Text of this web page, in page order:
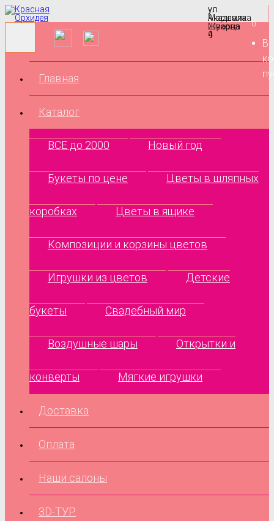
ул.
Маршала
Жукова
9
ул.
Академика
Шварца
4
0
В
Главная
Каталог
ВСЕ до 2000 Новый год
Букеты по цене Цветы в шляпных
коробках Цветы в ящике
Композиции и корзины цветов
Игрушки из цветов Детские
букеты Свадебный мир
Воздушные шары Открытки и
конверты Мягкие игрушки
Доставка
Оплата
Наши салоны
3D-ТУР